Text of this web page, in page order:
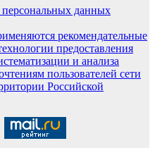
данных
рекомендательные
предоставления
и анализа
пользователей сети
Российской